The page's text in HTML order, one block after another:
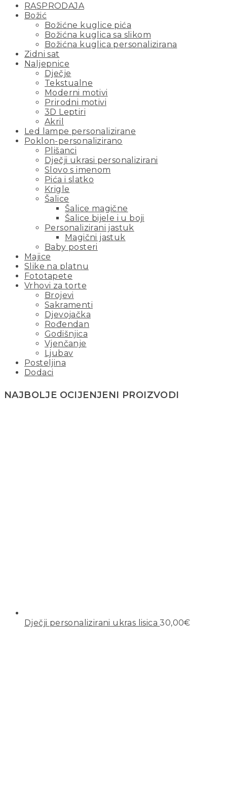
RASPRODAJA
Božić
Božićne kuglice pića
Božićna kuglica sa slikom
Božićna kuglica personalizirana
Zidni sat
Naljepnice
Dječje
Tekstualne
Moderni motivi
Prirodni motivi
3D Leptiri
Akril
Led lampe personalizirane
Poklon-personalizirano
Plišanci
Dječji ukrasi personalizirani
Slovo s imenom
Pića i slatko
Krigle
Šalice
Šalice magične
Šalice bijele i u boji
Personalizirani jastuk
Magični jastuk
Baby posteri
Majice
Slike na platnu
Fototapete
Vrhovi za torte
Brojevi
Sakramenti
Djevojačka
Rođendan
Godišnjica
Vjenčanje
Ljubav
Posteljina
Dodaci
NAJBOLJE OCIJENJENI PROIZVODI
Dječji personalizirani ukras lisica 30,00€